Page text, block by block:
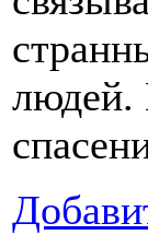
людей.